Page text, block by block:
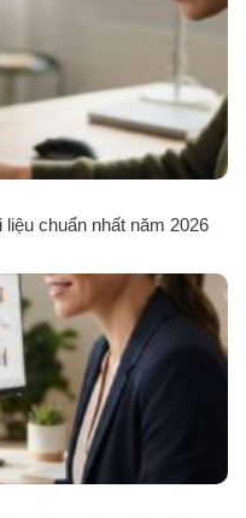
chuẩn nhất năm 2026